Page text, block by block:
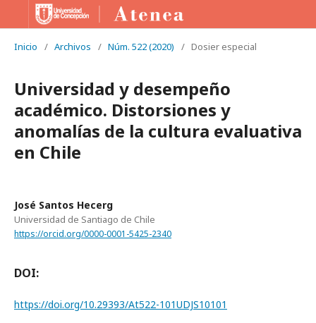
Inicio / Archivos / Núm. 522 (2020) / Dosier especial
Universidad y desempeño
académico. Distorsiones y
anomalías de la cultura evaluativa
en Chile
José Santos Hecerg
Universidad de Santiago de Chile
https://orcid.org/0000-0001-5425-2340
DOI:
https://doi.org/10.29393/At522-101UDJS10101